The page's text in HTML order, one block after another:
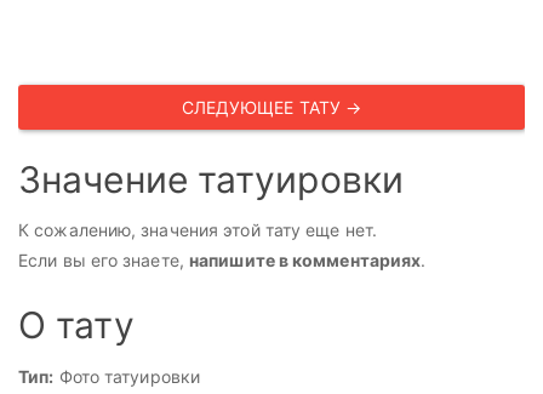
СЛЕДУЮЩЕЕ ТАТУ →
Значение татуировки
К сожалению, значения этой тату еще нет.
Если вы его знаете, напишите в комментариях.
О тату
Тип: Фото татуировки